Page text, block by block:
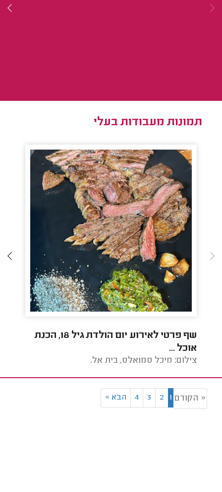
תמונות מעבודות בעלי
שף פרטי לאירוע יום הולדת גיל 18, הכנת
אוכל ...
צילום: מיכל סמואלס, בית אל.
« הקודם 1
2
3
4 הבא »